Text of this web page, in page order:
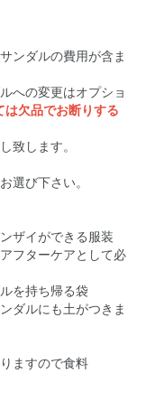
ンダルの費用が含ま
への変更はオプショ
は欠品でお断りする
致します。
選び下さい。
ザイができる服装
フターケアとして必
を持ち帰る袋
ダルにも土がつきま
ますので食料